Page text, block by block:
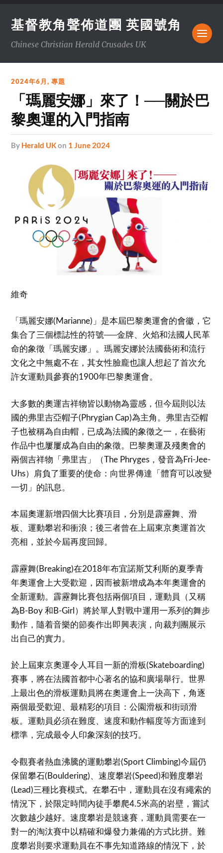
基督教角聲佈道團 英國號角
Chinese Christian Herald Crusades UK
2024年6月,專題
「瑪麗安娜」來了！──關於巴
黎奧運的入門指南
by Herald UKon 1 June 2024
維奇
「瑪麗安娜(Marianne)」是本屆巴黎奧運會的會徽，它
集合了三個標誌性的符號──金牌、火焰和法國人民革
命的象徵「瑪麗安娜」。瑪麗安娜於法國藝術和流行
文化之中無處不在，其女性臉龐也讓人想起了首次允
許女運動員參賽的1900年巴黎奧運會。
大多數的奧運吉祥物皆以動物為靈感，但今屆則以法
國的弗里吉亞帽子(Phrygian Cap)為主角。弗里吉亞帽
子也被稱為自由帽，已成為法國的象徵之一，在藝術
作品中也屢屢成為自由的象徵。巴黎奧運及殘奧會的
兩個吉祥物「弗里吉」（The Phryges，發音為Fri-Jee-
Uhs）肩負了重要的使命：向世界傳達「體育可以改變
一切」的訊息。
本屆奧運新增四個大比賽項目，分別是霹靂舞、滑
板、運動攀岩和衝浪；後三者曾在上屆東京奧運首次
亮相，並於今屆再度回歸。
霹靂舞(Breaking)在2018年布宜諾斯艾利斯的夏季青
年奧運會上大受歡迎，因而被新增成為本年奧運會的
全新運動。霹靂舞比賽包括兩個項目，運動員（又稱
為B-Boy 和B-Girl）將於單人對戰中運用一系列的舞步
動作，隨着音樂的節奏作出即興表演，向裁判團展示
出自己的實力。
於上屆東京奧運令人耳目一新的滑板(Skateboarding)
賽事，將在法國首都中心著名的協和廣場舉行。世界
上最出色的滑板運動員將在奧運會上一決高下，角逐
兩個最受歡迎、最精彩的項目：公園滑板和街頭滑
板。運動員必須在難度、速度和動作幅度等方面達到
標準，完成最令人印象深刻的技巧。
令觀賽者熱血沸騰的運動攀岩(Sport Climbing)今屆仍
保留攀石(Bouldering)、速度攀岩(Speed)和難度攀岩
(Lead)三種比賽模式。在攀石中，運動員在沒有繩索的
情況下，於限定時間內徒手攀爬4.5米高的岩壁，嘗試
次數越少越好。速度攀岩是競速賽，運動員需要在一
對一的淘汰賽中以精確和爆發力兼備的方式比拼。難
度攀岩則要求運動員在不事先知道路線的情況下，於